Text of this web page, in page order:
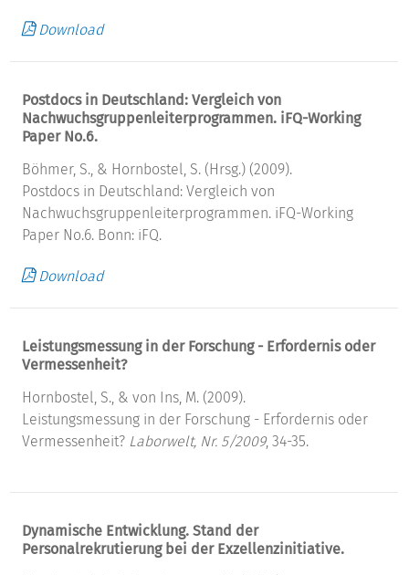
Download
Postdocs in Deutschland: Vergleich von
Nachwuchsgruppenleiterprogrammen. iFQ-Working
Paper No.6.
Böhmer, S., & Hornbostel, S. (Hrsg.) (2009).
Postdocs in Deutschland: Vergleich von
Nachwuchsgruppenleiterprogrammen. iFQ-Working
Paper No.6. Bonn: iFQ.
Download
Leistungsmessung in der Forschung - Erfordernis oder
Vermessenheit?
Hornbostel, S., & von Ins, M. (2009).
Leistungsmessung in der Forschung - Erfordernis oder
Vermessenheit? Laborwelt, Nr. 5/2009, 34-35.
Dynamische Entwicklung. Stand der
Personalrekrutierung bei der Exzellenzinitiative.